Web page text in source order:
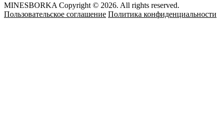
MINESBORKA Copyright © 2026. All rights reserved.
Пользовательское соглашение Политика конфиденциальности